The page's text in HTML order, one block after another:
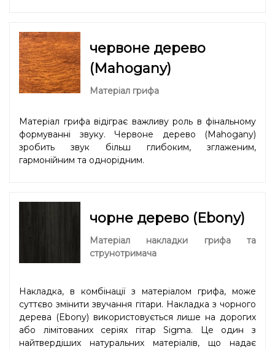
червоне дерево
(Mahogany)
Матеріал грифа
Матеріал грифа відіграє важливу роль в фінальному
формуванні звуку. Червоне дерево (Mahogany)
зробить звук більш глибоким, зглаженим,
гармонійним та однорідним.
чорне дерево (Ebony)
Матеріал накладки грифа та
струнотримача
Накладка, в комбінації з матеріалом грифа, може
суттєво змінити звучання гітари. Накладка з чорного
дерева (Ebony) використовується лише на дорогих
або лімітованих серіях гітар Sigma. Це один з
найтвердіших натуральних матеріалів, що надає